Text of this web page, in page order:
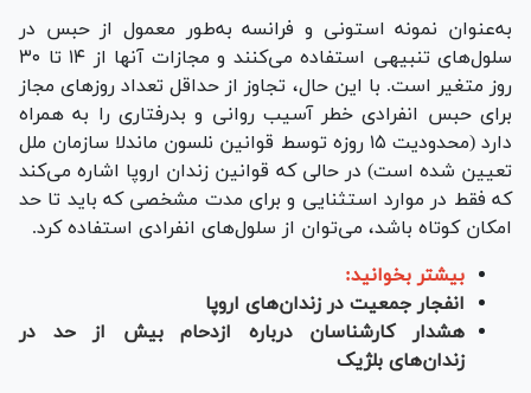
به‌عنوان نمونه استونی و فرانسه به‌طور معمول از حبس در
سلول‌های تنبیهی استفاده می‌کنند و مجازات آنها از ۱۴ تا ۳۰
روز متغیر است. با این حال، تجاوز از حداقل تعداد روز‌های مجاز
برای حبس انفرادی خطر آسیب روانی و بدرفتاری را به همراه
دارد (محدودیت ۱۵ روزه توسط قوانین نلسون ماندلا سازمان ملل
تعیین شده است) در حالی که قوانین زندان اروپا اشاره می‌کند
که فقط در موارد استثنایی و برای مدت مشخصی که باید تا حد
امکان کوتاه باشد، می‌توان از سلول‌های انفرادی استفاده کرد.
بیشتر بخوانید:
انفجار جمعیت در زندان‌های اروپا
هشدار کارشناسان درباره ازدحام بیش از حد در
زندان‌های بلژیک